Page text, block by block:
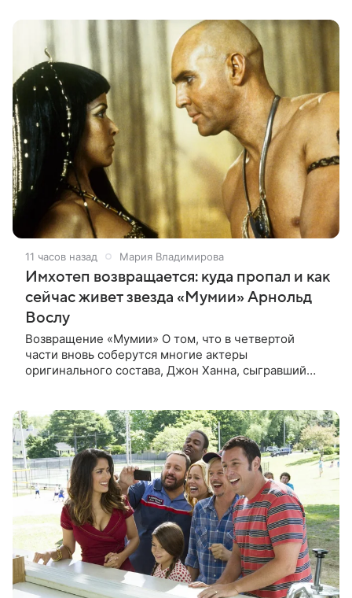
11 часов назад Мария Владимирова
Имхотеп возвращается: куда пропал и как
сейчас живет звезда «Мумии» Арнольд
Вослу
Возвращение «Мумии» О том, что в четвертой
части вновь соберутся многие актеры
оригинального состава, Джон Ханна, сыгравший